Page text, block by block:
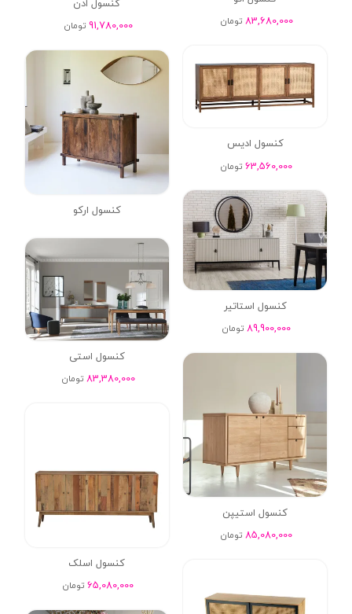
83,680,000 تومان
کنسول ادن
91,780,000 تومان
کنسول ادیس
63,560,000 تومان
کنسول ارکو
کنسول استاتیر
89,900,000 تومان
کنسول استی
83,380,000 تومان
کنسول استیپن
85,080,000 تومان
کنسول اسلک
65,080,000 تومان